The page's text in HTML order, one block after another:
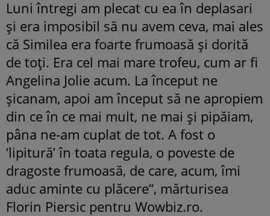
Luni întregi am plecat cu ea în deplasari
şi era imposibil să nu avem ceva, mai ales
că Similea era foarte frumoasă şi dorită
de toţi. Era cel mai mare trofeu, cum ar fi
Angelina Jolie acum. La început ne
şicanam, apoi am început să ne apropiem
din ce în ce mai mult, ne mai şi pipăiam,
pâna ne-am cuplat de tot. A fost o
‘lipitură’ în toata regula, o poveste de
dragoste frumoasă, de care, acum, îmi
aduc aminte cu plăcere“, mărturisea
Florin Piersic pentru Wowbiz.ro.